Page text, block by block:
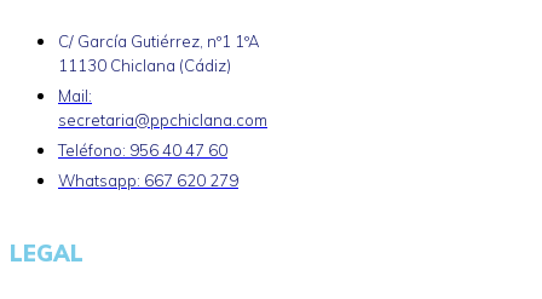
C/ García Gutiérrez, nº1 1ºA
11130 Chiclana (Cádiz)
Mail:
secretaria@ppchiclana.com
Teléfono: 956 40 47 60
Whatsapp: 667 620 279
LEGAL